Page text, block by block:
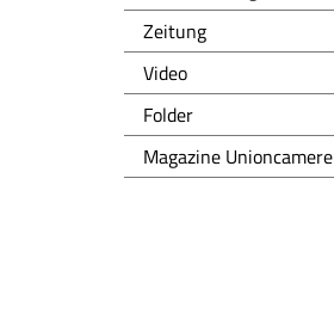
Zeitung
Video
Folder
Magazine Unioncamere